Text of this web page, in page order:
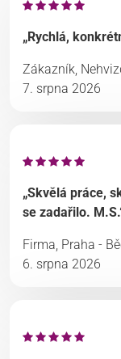
„Rychlá,
Zákazník,
7. srpna 2026
„Skvělá práce,
se zadařilo.
Firma, Praha -
6. srpna 2026